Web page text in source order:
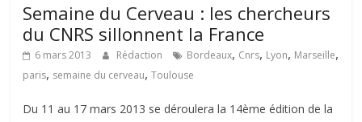
Semaine du Cerveau : les chercheurs
du CNRS sillonnent la France
6 mars 2013 Rédaction Bordeaux, Cnrs, Lyon, Marseille,
paris, semaine du cerveau,Toulouse
Du 11 au 17 mars 2013 se déroulera la 14ème édition de la